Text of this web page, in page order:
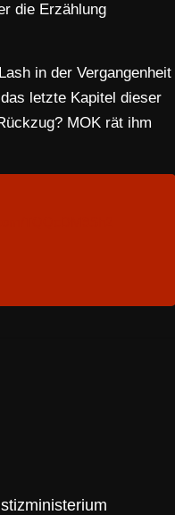
die Erzählung
in der Vergangenheit
letzte Kapitel dieser
MOK rät ihm